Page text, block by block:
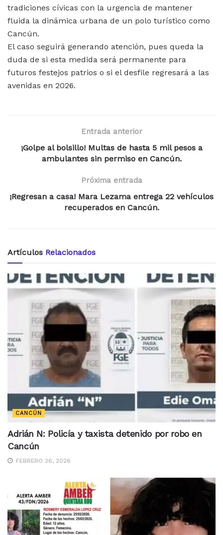
tradiciones cívicas con la urgencia de mantener
fluida la dinámica urbana de un polo turístico como
Cancún.
El caso seguirá generando atención, pues queda la
duda de si esta medida será permanente para
futuros festejos patrios o si el desfile regresará a las
avenidas en 2026.
Entrada anterior
¡Golpe al bolsillo! Multas de hasta 5 mil pesos a
ambulantes sin permiso en Cancún.
Próxima entrada
¡Regresan a casa! Mara Lezama entrega 22 vehículos
recuperados en Cancún.
Artículos Relacionados
CANCÚN
Adrián N: Policía y taxista detenido por robo en
Cancún
FEBRERO 26, 2026